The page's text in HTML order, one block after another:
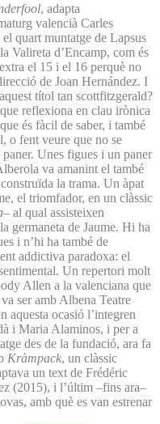
, adapta
valencià Carles
quart muntatge de Lapsus
Valireta d’Encamp, com és
el 15 i el 16 perquè no
de Joan Hernández. I
títol tan scottfitzgerald?
reflexiona en clau irònica
és fàcil de saber, i també
o fent veure que no se
Unes figues i un paner
va amanint el també
la trama. Un àpat
el triomfador, en un clàssic
– al qual assisteixen
germaneta de Jaume. Hi ha
i n’hi ha també de
addictiva paradoxa: el
Un repertori molt
Allen a la valenciana que
ser amb Albena Teatre
aquesta ocasió l’integren
i Maria Alaminos, i per a
des de la fundació, ara fa
Kràmpack, un clàssic
un text de Frédéric
(2015), i l’últim –fins ara–
amb què es van estrenar